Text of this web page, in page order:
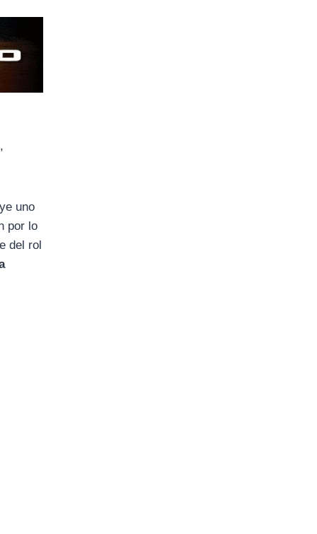
uno
por lo
del rol